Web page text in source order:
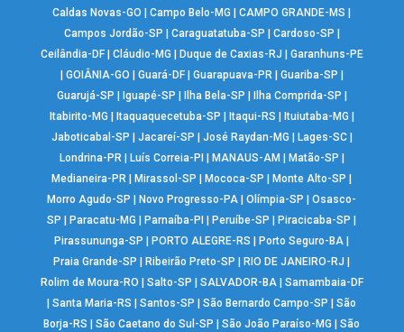
Caldas Novas-GO
|Campo Belo-MG |CAMPO GRANDE-MS
Campos Jordão-SP
Caraguatatuba-SP Cardoso-SP
Ceilândia-DF| Cláudio-MG Duque de Caxias-RJ
Garanhuns-PE
GOIÂNIA-GO Guará-DF| Guarapuava-PR| Guariba-SP
Guarujá-SP
Iguapé-SP Ilha Bela-SP Ilha Comprida-SP
Itabirito-MG
Itaquaquecetuba-SP Itaqui-RS Ituiutaba-MG
Jaboticabal-SP
Jacareí-SP José Raydan-MG Lages-SC|
Londrina-PR| Luís Correia-PI MANAUS-AM Matão-SP
Medianeira-PR
Mirassol-SP Mococa-SP Monte Alto-SP
Morro Agudo-SP
Novo Progresso-PA |Olímpia-SP |Osasco-
SP
Paracatu-MG Parnaíba-PI Peruíbe-SP Piracicaba-SP
Pirassununga-SP
PORTO ALEGRE-RS Porto Seguro-BA
Praia Grande-SP
Ribeirão Preto-SP RIO DE JANEIRO-RJ
Rolim de Moura-RO
Salto-SP SALVADOR-BA| Samambaia-DF
|Santa Maria-RS |Santos-SP |São Bernardo Campo-SP |São
Borja-RS
|São Caetano do Sul-SP |São João Paraíso-MG |São